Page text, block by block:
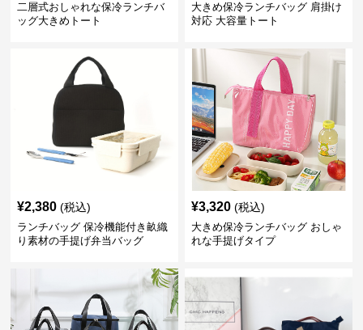
二層式おしゃれな保冷ランチバ
ッグ大きめトート
大きめ保冷ランチバッグ 肩掛け
対応 大容量トート
¥2,380 (税込)
ランチバッグ 保冷機能付き畝織
り素材の手提げ弁当バッグ
¥3,320 (税込)
大きめ保冷ランチバッグ おしゃ
れな手提げタイプ